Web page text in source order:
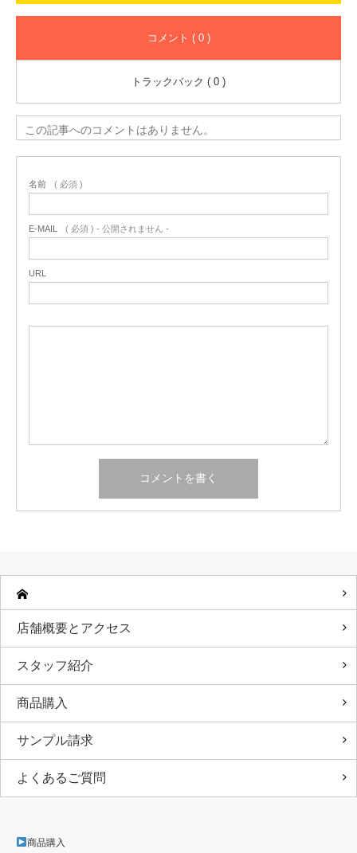
コメント ( 0 )
トラックバック ( 0 )
この記事へのコメントはありません。
名前 ( 必須 )
E-MAIL ( 必須 ) - 公開されません -
URL
店舗概要とアクセス
スタッフ紹介
商品購入
サンプル請求
よくあるご質問
商品購入